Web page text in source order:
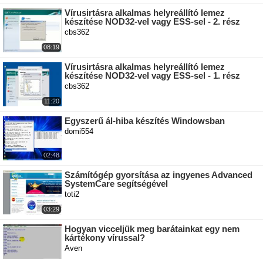
08:19
Vírusirtásra alkalmas helyreállító lemez
készítése NOD32-vel vagy ESS-sel - 2. rész
cbs362
11:20
Vírusirtásra alkalmas helyreállító lemez
készítése NOD32-vel vagy ESS-sel - 1. rész
cbs362
02:48
Egyszerű ál-hiba készítés Windowsban
domi554
03:29
Számítógép gyorsítása az ingyenes Advanced
SystemCare segítségével
toti2
Hogyan vicceljük meg barátainkat egy nem
kártékony vírussal?
Aven